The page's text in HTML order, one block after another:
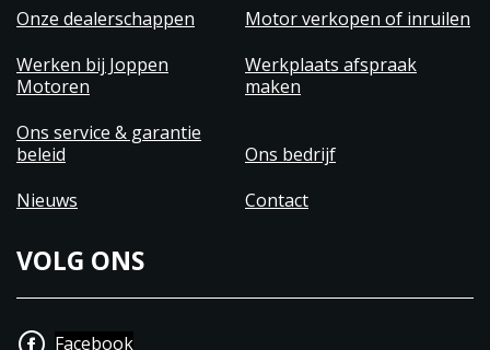
Onze dealerschappen
Motor verkopen of inruilen
Werken bij Joppen
Motoren
Werkplaats afspraak
maken
Ons service & garantie
beleid
Ons bedrijf
Nieuws
Contact
VOLG ONS
Facebook